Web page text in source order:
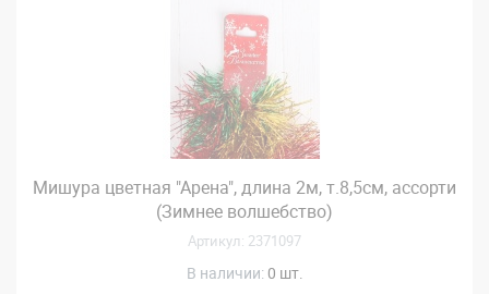
Мишура цветная "Арена", длина 2м, т.8,5см, ассорти
(Зимнее волшебство)
Артикул: 2371097
В наличии: 0 шт.